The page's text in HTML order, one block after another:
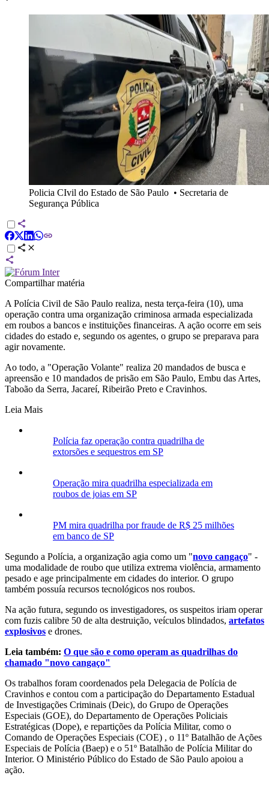
Policia CIvil do Estado de São Paulo • Secretaria de
Segurança Pública
Compartilhar matéria
A Polícia Civil de São Paulo realiza, nesta terça-feira (10), uma
operação contra uma organização criminosa armada especializada
em roubos a bancos e instituições financeiras. A ação ocorre em seis
cidades do estado e, segundo os agentes, o grupo se preparava para
agir novamente.
Ao todo, a "Operação Volante" realiza 20 mandados de busca e
apreensão e 10 mandados de prisão em São Paulo, Embu das Artes,
Taboão da Serra, Jacareí, Ribeirão Preto e Cravinhos.
Leia Mais
Polícia faz operação contra quadrilha de
extorsões e sequestros em SP
Operação mira quadrilha especializada em
roubos de joias em SP
PM mira quadrilha por fraude de R$ 25 milhões
em banco de SP
Segundo a Polícia, a organização agia como um "novo cangaço" -
uma modalidade de roubo que utiliza extrema violência, armamento
pesado e age principalmente em cidades do interior. O grupo
também possuía recursos tecnológicos nos roubos.
Na ação futura, segundo os investigadores, os suspeitos iriam operar
com fuzis calibre 50 de alta destruição, veículos blindados, artefatos
explosivos e drones.
Leia também: O que são e como operam as quadrilhas do
chamado "novo cangaço"
Os trabalhos foram coordenados pela Delegacia de Polícia de
Cravinhos e contou com a participação do Departamento Estadual
de Investigações Criminais (Deic), do Grupo de Operações
Especiais (GOE), do Departamento de Operações Policiais
Estratégicas (Dope), e repartições da Polícia Militar, como o
Comando de Operações Especiais (COE) , o 11º Batalhão de Ações
Especiais de Polícia (Baep) e o 51º Batalhão de Polícia Militar do
Interior. O Ministério Público do Estado de São Paulo apoiou a
ação.